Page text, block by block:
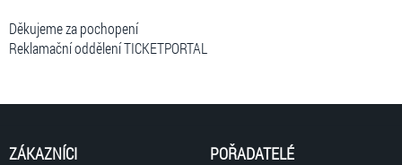
Děkujeme za pochopení
Reklamační oddělení TICKETPORTAL
ZÁKAZNÍCI POŘADATELÉ